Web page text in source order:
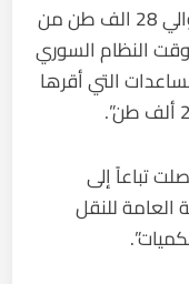
وأوضح أن العراق “سبق أن أوصل حوالي 28 الف طن من
النظام السوري
التي أقرها
تباعاً إلى
العامة للنقل